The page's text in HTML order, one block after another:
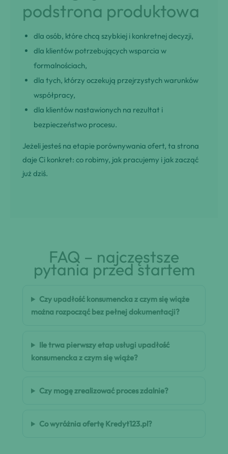
podstrona produktowa
dla osób, które chcą szybkiej i konkretnej decyzji,
dla klientów potrzebujących wsparcia w
formalnościach,
dla tych, którzy oczekują przejrzystych warunków
współpracy,
dla klientów nastawionych na rezultat i
bezpieczeństwo procesu.
Jeżeli jesteś na etapie porównywania ofert, ta strona
daje Ci konkret: co robimy, jak pracujemy i jak zacząć
już dziś.
FAQ – najczęstsze
pytania przed startem
Czy upadłość konsumencka z czym się wiąże
można rozpocząć bez pełnej dokumentacji?
Ile trwa pierwszy etap usługi upadłość
konsumencka z czym się wiąże?
Czy mogę zrealizować proces zdalnie?
Co wyróżnia ofertę Kredyt123.pl?